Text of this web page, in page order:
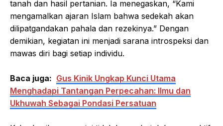
tanah dan hasil pertanian. Ia menegaskan, “Kami
mengamalkan ajaran Islam bahwa sedekah akan
dilipatgandakan pahala dan rezekinya.” Dengan
demikian, kegiatan ini menjadi sarana introspeksi dan
mawas diri bagi setiap individu.
Baca juga: Gus Kinik Ungkap Kunci Utama
Menghadapi Tantangan Perpecahan: Ilmu dan
Ukhuwah Sebagai Pondasi Persatuan